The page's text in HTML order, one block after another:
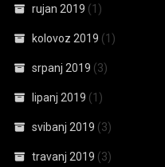
rujan 2019 (1)
kolovoz 2019 (1)
srpanj 2019 (3)
lipanj 2019 (1)
svibanj 2019 (3)
travanj 2019 (3)